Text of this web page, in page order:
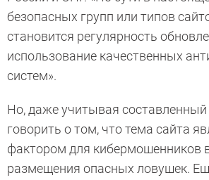
безопасных групп или типов
становится регулярность
использование качественных
систем».
Но, даже учитывая составленный
говорить о том, что тема сайта
фактором для кибермошенников
размещения опасных ловушек.